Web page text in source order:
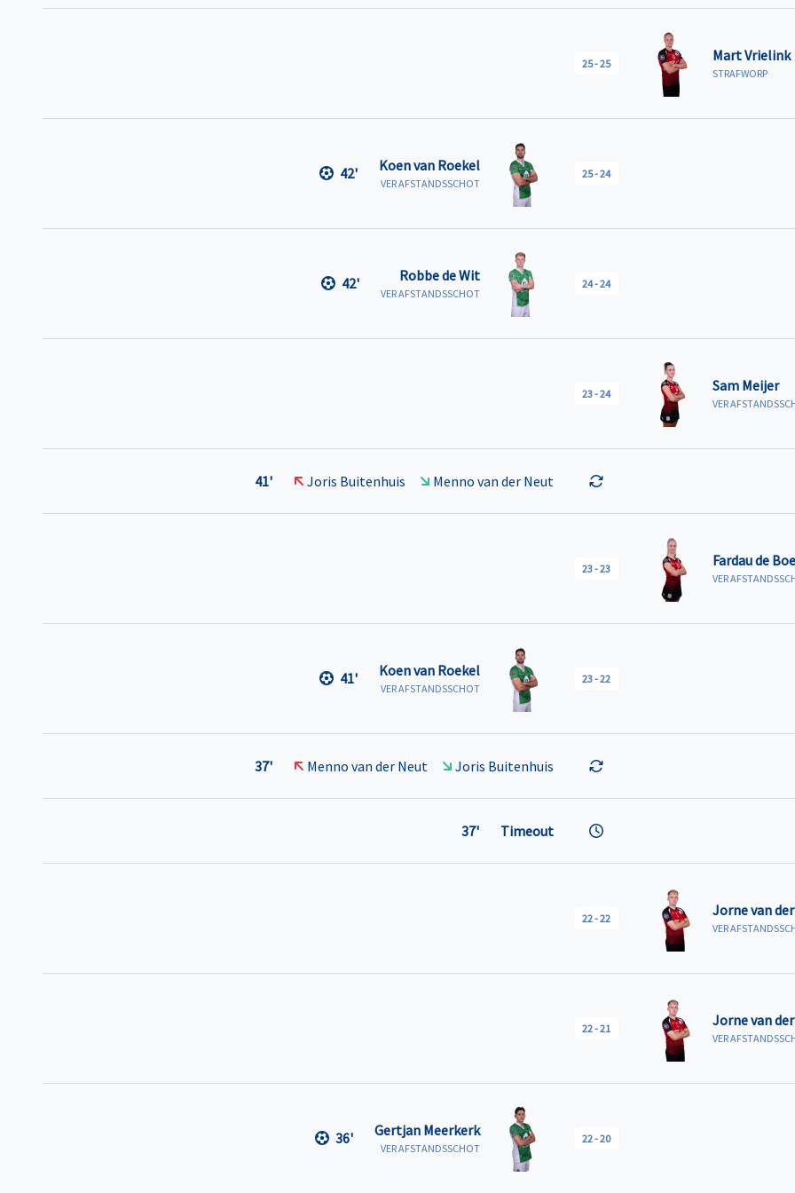
25-25 Mart Vrielink
STRAFWORP
Koen van Roekel
VER AFSTANDSSCHOT
42' 25-24
Robbe de Wit
VER AFSTANDSSCHOT
42' 24-24
23-24 Sam Meijer
VER
Joris Buitenhuis Menno van der Neut
41'
23-23 Fardau de
VER
Koen van Roekel
VER AFSTANDSSCHOT
41' 23-22
Menno van der Neut Joris Buitenhuis
37'
Timeout
37'
22-22 Jorne van
VER
22-21 Jorne van
VER
Gertjan Meerkerk
VER AFSTANDSSCHOT
36' 22-20